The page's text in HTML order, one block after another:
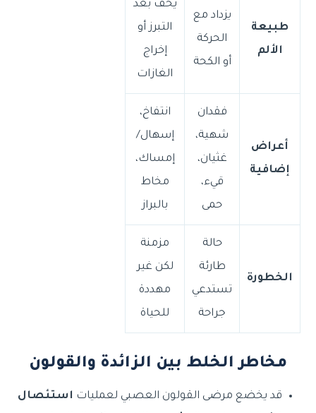
طبيعة
الألم
يزداد مع
الحركة
أو الكحة
يخف بعد
التبرز أو
إخراج
الغازات
أعراض
إضافية
فقدان
شهية،
غثيان،
قيء،
حمى
انتفاخ،
إسهال/
إمساك،
مخاط
بالبراز
الخطورة
حالة
طارئة
تستدعي
جراحة
مزمنة
لكن غير
مهددة
للحياة
مخاطر الخلط بين الزائدة والقولون
قد يخضع مرضى القولون العصبي لعمليات استئصال